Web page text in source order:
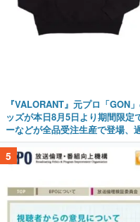
『VALORANT』元プロ「GON
ッズが本日8月5日より期間限
ーなどが全品受注生産で登場、
5